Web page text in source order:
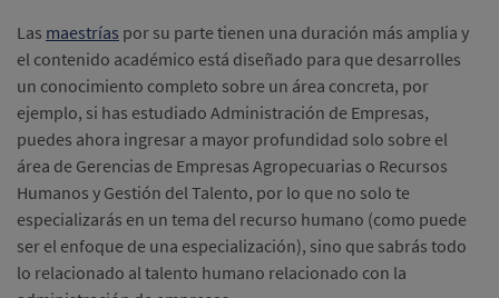
Las maestrías por su parte tienen una duración más amplia y
el contenido académico está diseñado para que desarrolles
un conocimiento completo sobre un área concreta, por
ejemplo, si has estudiado Administración de Empresas,
puedes ahora ingresar a mayor profundidad solo sobre el
área de Gerencias de Empresas Agropecuarias o Recursos
Humanos y Gestión del Talento, por lo que no solo te
especializarás en un tema del recurso humano (como puede
ser el enfoque de una especialización), sino que sabrás todo
lo relacionado al talento humano relacionado con la